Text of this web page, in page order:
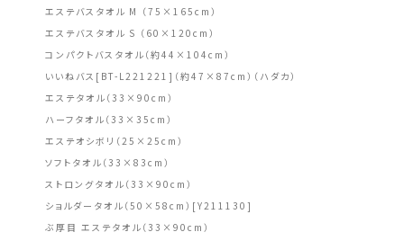
エステバスタオル M （75×165cm）
エステバスタオル S （60×120cm）
コンパクトバスタオル（約44×104cm）
いいねバス[BT-L221221]（約47×87cm）（ハダカ）
エステタオル（33×90cm）
ハーフタオル（33×35cm）
エステオシボリ（25×25cm）
ソフトタオル（33×83cm）
ストロングタオル（33×90cm）
ショルダータオル（50×58cm）[Y211130]
ぶ厚目 エステタオル（33×90cm）